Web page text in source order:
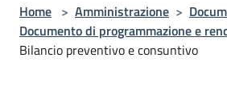
Home > Amministrazione >
Documento di programmazione e
Bilancio preventivo e consuntivo